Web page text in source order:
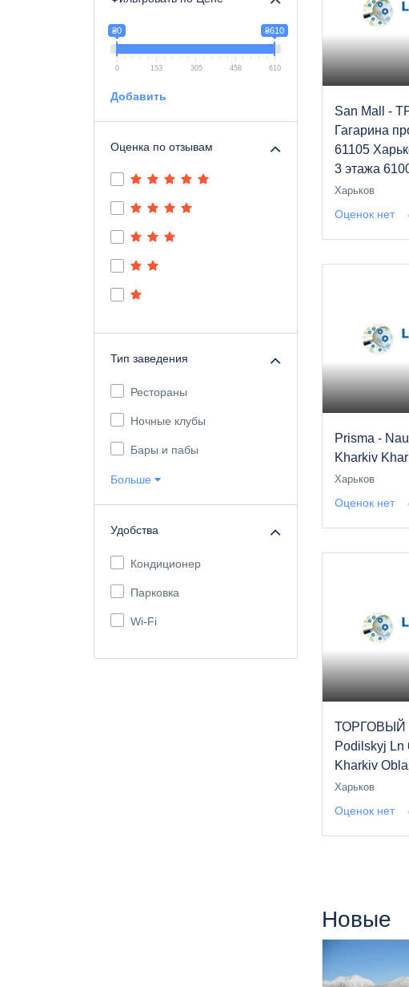
₴0 ₴610
0 153 305 458 610
Добавить
Оценка по отзывам
Тип заведения
Рестораны
Ночные клубы
Бары и пабы
Больше
Удобства
Кондиционер
Парковка
Wi-Fi
San Mall -
Гагарина
61105
3 этажа
Харьков
Оценок нет
Prisma -
Kharkiv
Харьков
Оценок нет
ТОРГОВЫЙ
Podilskyj Ln
Kharkiv
Харьков
Оценок нет
Новые